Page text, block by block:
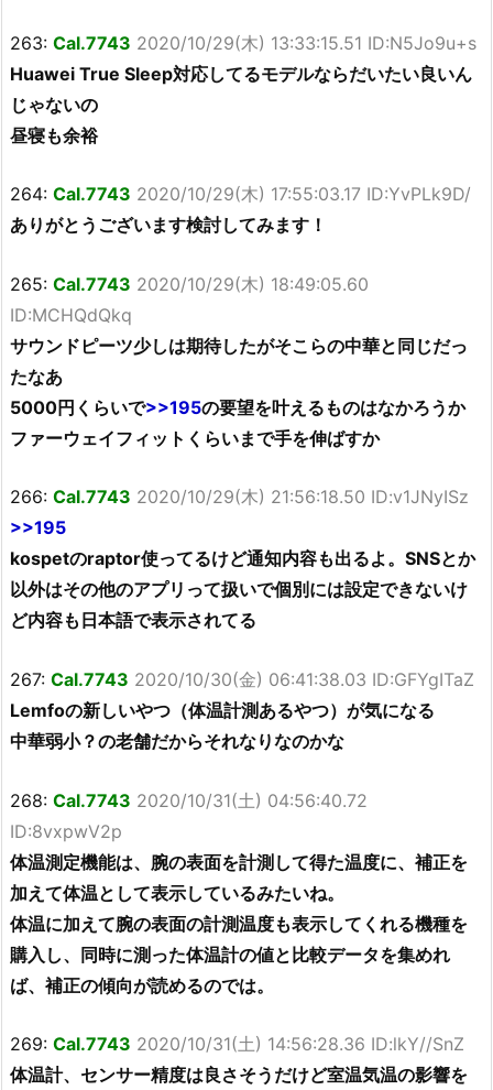
263: Cal.7743 2020/10/29(木) 13:33:15.51 ID:N5Jo9u+s
Huawei True Sleep対応してるモデルならだいたい良いん
じゃないの
昼寝も余裕
264: Cal.7743 2020/10/29(木) 17:55:03.17 ID:YvPLk9D/
ありがとうございます検討してみます！
265: Cal.7743 2020/10/29(木) 18:49:05.60
ID:MCHQdQkq
サウンドピーツ少しは期待したがそこらの中華と同じだっ
たなあ
5000円くらいで>>195の要望を叶えるものはなかろうか
ファーウェイフィットくらいまで手を伸ばすか
266: Cal.7743 2020/10/29(木) 21:56:18.50 ID:v1JNyISz
>>195
kospetのraptor使ってるけど通知内容も出るよ。SNSとか
以外はその他のアプリって扱いで個別には設定できないけ
ど内容も日本語で表示されてる
267: Cal.7743 2020/10/30(金) 06:41:38.03 ID:GFYgITaZ
Lemfoの新しいやつ（体温計測あるやつ）が気になる
中華弱小？の老舗だからそれなりなのかな
268: Cal.7743 2020/10/31(土) 04:56:40.72
ID:8vxpwV2p
体温測定機能は、腕の表面を計測して得た温度に、補正を
加えて体温として表示しているみたいね。
体温に加えて腕の表面の計測温度も表示してくれる機種を
購入し、同時に測った体温計の値と比較データを集めれ
ば、補正の傾向が読めるのでは。
269: Cal.7743 2020/10/31(土) 14:56:28.36 ID:lkY//SnZ
体温計、センサー精度は良さそうだけど室温気温の影響を